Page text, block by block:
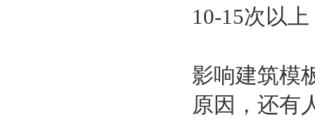
10-15次以
影响建筑模
原因，还有